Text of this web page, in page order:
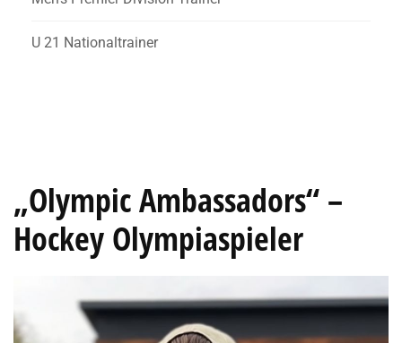
U 21 Nationaltrainer
„Olympic Ambassadors“ –
Hockey Olympiaspieler